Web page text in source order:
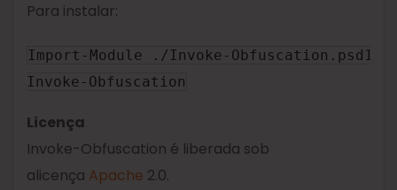
Para instalar:
Import-Module ./Invoke-Obfuscation.psd1
Invoke-Obfuscation
Licença
Invoke-Obfuscation é liberada sob
alicença Apache 2.0.